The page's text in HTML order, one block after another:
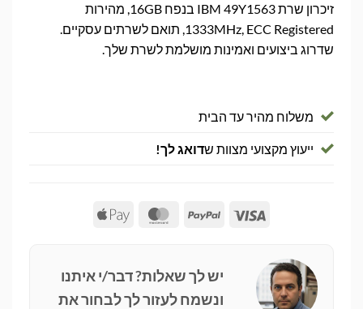
זיכרון שרת IBM 49Y1563 בנפח 16GB, מהירות
1333MHz, ECC Registered, תואם לשרתים עסקיים.
שדרוג ביצועים ואמינות מושלמת לשרת שלך.
משלוח מהיר עד הבית
ייעוץ מקצועי מצוות שדואג לך!
Visa
PayPal
MasterCard
Apple
יש לך שאלות? דבר/י איתנו
ונשמח לעזור לך לבחור את